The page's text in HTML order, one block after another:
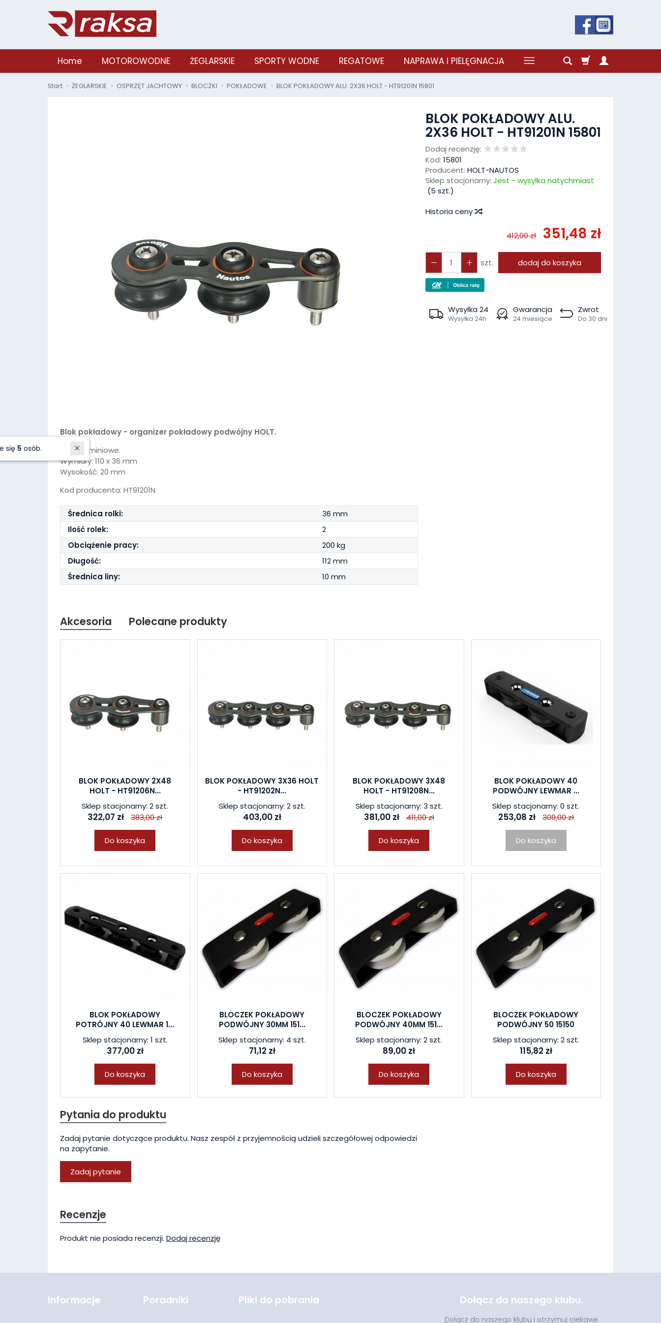
Home MOTOROWODNE ŻEGLARSKIE SPORTY WODNE REGATOWE NAPRAWA I PIELĘGNACJA
Start ŻEGLARSKIE OSPRZĘT JACHTOWY BLOCZKI POKŁADOWE BLOK POKŁADOWY ALU. 2X36 HOLT - HT91201N 15801
BLOK POKŁADOWY ALU.
2X36 HOLT - HT91201N 15801
Dodaj recenzję:
Kod: 15801
Producent: HOLT-NAUTOS
Sklep stacjonarny: Jest - wysyłka natychmiast
(5 szt.)
Historia ceny
412,00 zł 351,48 zł
szt. dodaj do koszyka
Wysyłka 24
Wysyłka 24h
Gwarancja
24 miesiące
Zwrot
Do 30 dni
Blok pokładowy - organizer pokładowy podwójny HOLT.
Rolki aluminiowe.
Wymiary: 110 x 36 mm
Wysokość: 20 mm
Kod producenta: HT91201N
Średnica rolki:
36 mm
Ilość rolek:
2
Obciążenie pracy:
200 kg
Długość:
112 mm
Średnica liny:
10 mm
Akcesoria Polecane produkty
BLOK POKŁADOWY 2X48
HOLT - HT91206N...
Sklep stacjonarny: 2 szt.
322,07 zł 383,00 zł
Do koszyka
BLOK POKŁADOWY 3X36 HOLT
- HT91202N...
Sklep stacjonarny: 2 szt.
403,00 zł
Do koszyka
BLOK POKŁADOWY 3X48
HOLT - HT91208N...
Sklep stacjonarny: 3 szt.
381,00 zł 411,00 zł
Do koszyka
BLOK POKŁADOWY 40
PODWÓJNY LEWMAR ...
Sklep stacjonarny: 0 szt.
253,08 zł 309,00 zł
Do koszyka
BLOK POKŁADOWY
POTRÓJNY 40 LEWMAR 1...
Sklep stacjonarny: 1 szt.
377,00 zł
Do koszyka
BLOCZEK POKŁADOWY
PODWÓJNY 30MM 151...
Sklep stacjonarny: 4 szt.
71,12 zł
Do koszyka
BLOCZEK POKŁADOWY
PODWÓJNY 40MM 151...
Sklep stacjonarny: 2 szt.
89,00 zł
Do koszyka
BLOCZEK POKŁADOWY
PODWÓJNY 50 15150
Sklep stacjonarny: 2 szt.
115,82 zł
Do koszyka
Pytania do produktu
Zadaj pytanie dotyczące produktu. Nasz zespół z przyjemnością udzieli szczegółowej odpowiedzi
na zapytanie.
Zadaj pytanie
W ostatnich 7 dniach produktem interesuje się
Recenzje
Produkt nie posiada recenzji. Dodaj recenzję
Informacje Poradniki Pliki do pobrania Dołącz do naszego klubu.
Dołącz do naszego klubu i otrzymuj ciekawe